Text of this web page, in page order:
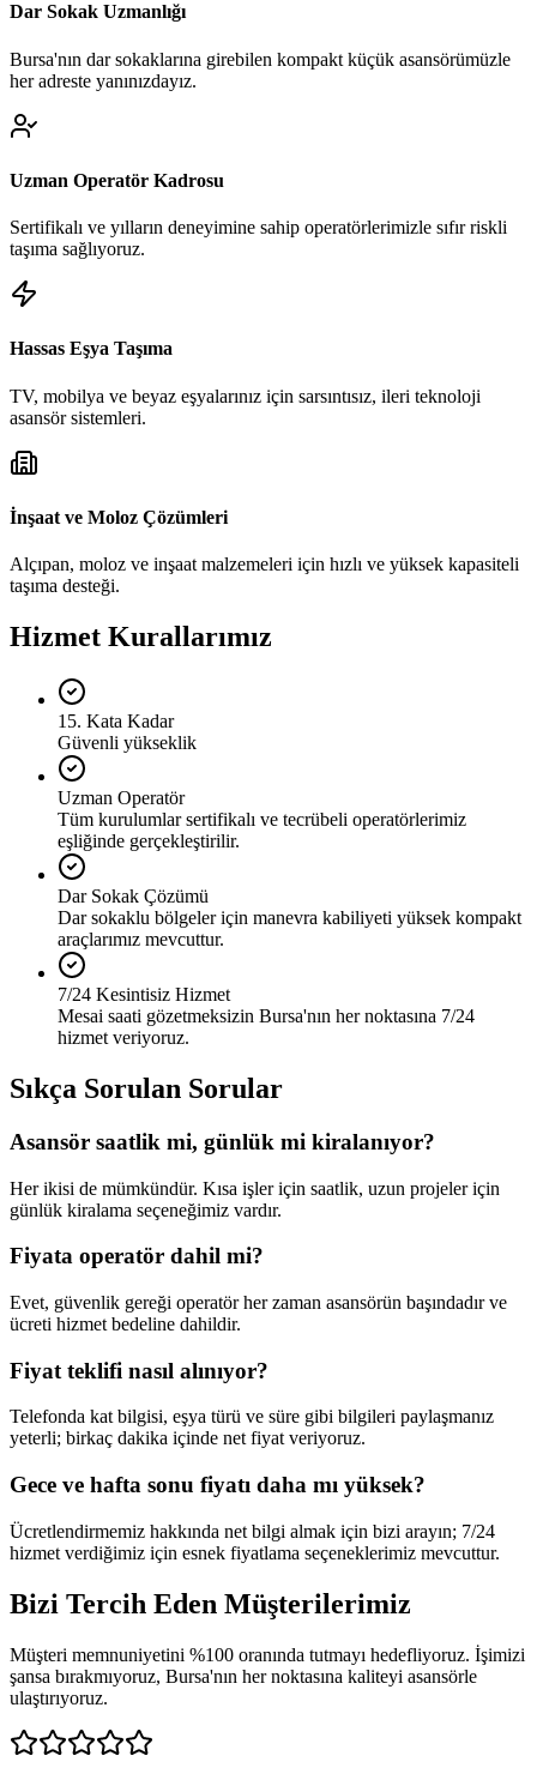
Dar Sokak Uzmanlığı
Bursa'nın dar sokaklarına girebilen kompakt küçük asansörümüzle
her adreste yanınızdayız.
Uzman Operatör Kadrosu
Sertifikalı ve yılların deneyimine sahip operatörlerimizle sıfır riskli
taşıma sağlıyoruz.
Hassas Eşya Taşıma
TV, mobilya ve beyaz eşyalarınız için sarsıntısız, ileri teknoloji
asansör sistemleri.
İnşaat ve Moloz Çözümleri
Alçıpan, moloz ve inşaat malzemeleri için hızlı ve yüksek kapasiteli
taşıma desteği.
Hizmet Kurallarımız
15. Kata Kadar
Güvenli yükseklik
Uzman Operatör
Tüm kurulumlar sertifikalı ve tecrübeli operatörlerimiz
eşliğinde gerçekleştirilir.
Dar Sokak Çözümü
Dar sokaklu bölgeler için manevra kabiliyeti yüksek kompakt
araçlarımız mevcuttur.
7/24 Kesintisiz Hizmet
Mesai saati gözetmeksizin Bursa'nın her noktasına 7/24
hizmet veriyoruz.
Sıkça Sorulan Sorular
Asansör saatlik mi, günlük mi kiralanıyor?
Her ikisi de mümkündür. Kısa işler için saatlik, uzun projeler için
günlük kiralama seçeneğimiz vardır.
Fiyata operatör dahil mi?
Evet, güvenlik gereği operatör her zaman asansörün başındadır ve
ücreti hizmet bedeline dahildir.
Fiyat teklifi nasıl alınıyor?
Telefonda kat bilgisi, eşya türü ve süre gibi bilgileri paylaşmanız
yeterli; birkaç dakika içinde net fiyat veriyoruz.
Gece ve hafta sonu fiyatı daha mı yüksek?
Ücretlendirmemiz hakkında net bilgi almak için bizi arayın; 7/24
hizmet verdiğimiz için esnek fiyatlama seçeneklerimiz mevcuttur.
Bizi Tercih Eden Müşterilerimiz
Müşteri memnuniyetini %100 oranında tutmayı hedefliyoruz. İşimizi
şansa bırakmıyoruz, Bursa'nın her noktasına kaliteyi asansörle
ulaştırıyoruz.